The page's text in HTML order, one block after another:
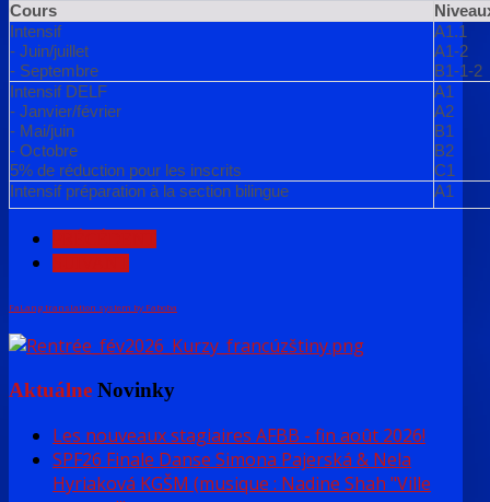
Cours
Intensif
- Juin/juillet
- Septembre
A1.1
A1-2
B1-1-2
Intensif DELF
- Janvier/février
- Mai/juin
- Octobre
5% de réduction pour les inscrits
A1
A2
B1
B2
C1
Intensif préparation à la section bilingue
A1
FaLang translation system by Faboba
Aktuálne Novinky
Les nouveaux stagiaires AFBB - fin août 2026!
SPF26 Finale Danse Simona Pajerská & Nela
Hyriaková KGŠM (musique : Nadine Shah "Ville